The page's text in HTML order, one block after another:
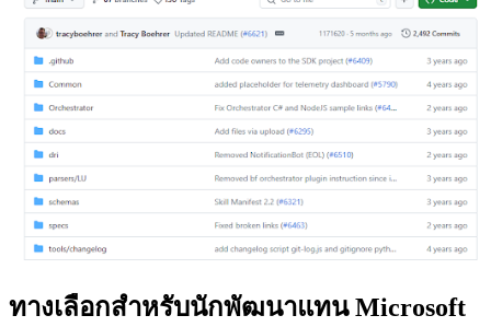
ทางเลือกสำหรับนักพัฒนาแทน Microsoft